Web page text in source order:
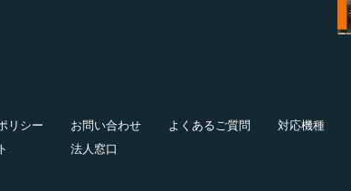
リシー お問い合わせ よくあるご質問
対応機種
法人窓口